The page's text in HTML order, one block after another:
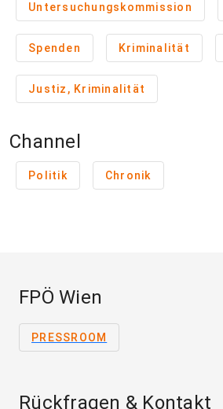
Untersuchungskommission
Spenden Kriminalität
Justiz, Kriminalität
Channel
Politik Chronik
FPÖ Wien
PRESSROOM
Rückfragen & Kontakt